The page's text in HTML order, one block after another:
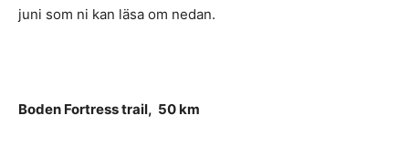
juni som ni kan läsa om nedan.
Boden Fortress trail, 50 km